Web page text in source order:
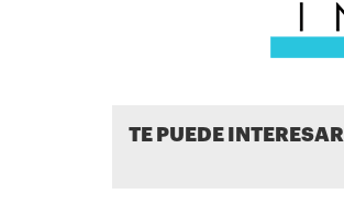
TE PUEDE INTERESAR